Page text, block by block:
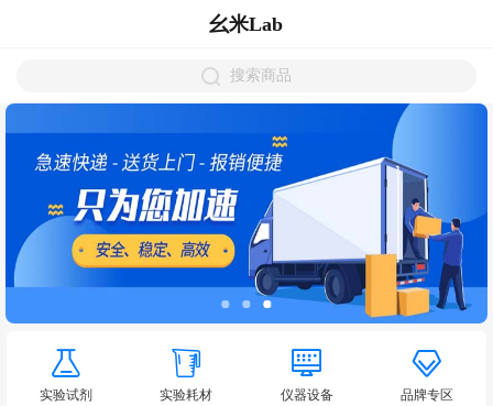
幺米Lab
搜索商品
实验试剂 实验耗材 仪器设备 品牌专区